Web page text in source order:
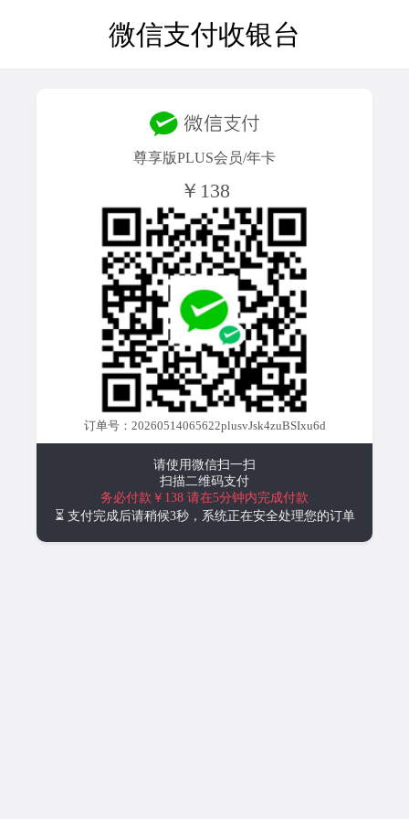
微信支付收银台
尊享版PLUS会员/年卡
￥138
订单号：20260514065622plusvJsk4zuBSIxu6d
请使用微信扫一扫
扫描二维码支付
务必付款￥138 请在5分钟内完成付款
⏳ 支付完成后请稍候3秒，系统正在安全处理您的订单